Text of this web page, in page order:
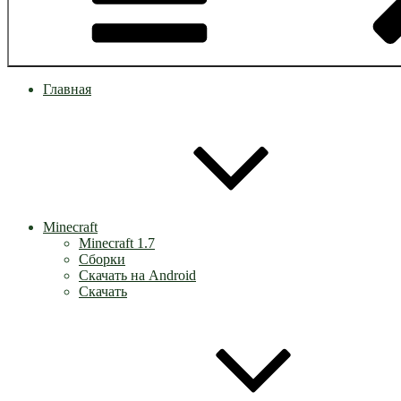
Главная
Minecraft
Minecraft 1.7
Сборки
Скачать на Android
Скачать